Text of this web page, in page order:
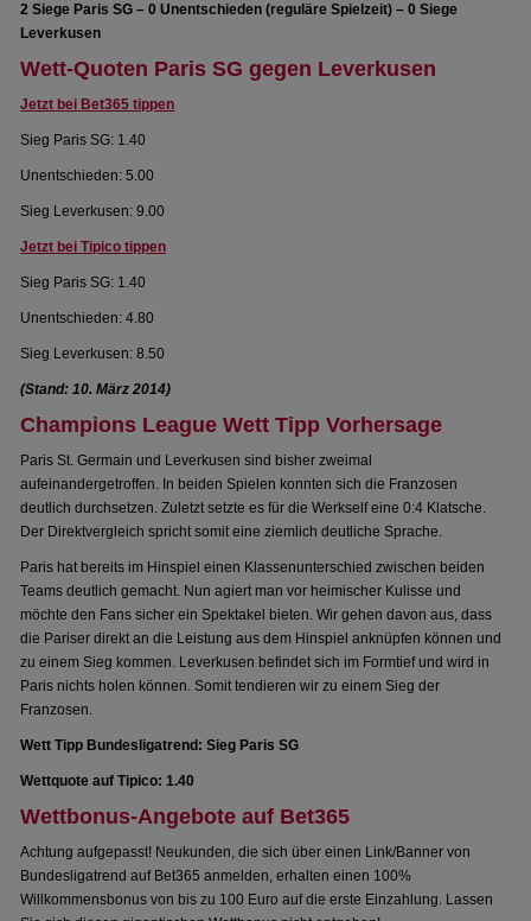
2 Siege Paris SG – 0 Unentschieden (reguläre Spielzeit) – 0 Siege
Leverkusen
Wett-Quoten Paris SG gegen Leverkusen
Jetzt bei Bet365 tippen
Sieg Paris SG: 1.40
Unentschieden: 5.00
Sieg Leverkusen: 9.00
Jetzt bei Tipico tippen
Sieg Paris SG: 1.40
Unentschieden: 4.80
Sieg Leverkusen: 8.50
(Stand: 10. März 2014)
Champions League Wett Tipp Vorhersage
Paris St. Germain und Leverkusen sind bisher zweimal
aufeinandergetroffen. In beiden Spielen konnten sich die Franzosen
deutlich durchsetzen. Zuletzt setzte es für die Werkself eine 0:4 Klatsche.
Der Direktvergleich spricht somit eine ziemlich deutliche Sprache.
Paris hat bereits im Hinspiel einen Klassenunterschied zwischen beiden
Teams deutlich gemacht. Nun agiert man vor heimischer Kulisse und
möchte den Fans sicher ein Spektakel bieten. Wir gehen davon aus, dass
die Pariser direkt an die Leistung aus dem Hinspiel anknüpfen können und
zu einem Sieg kommen. Leverkusen befindet sich im Formtief und wird in
Paris nichts holen können. Somit tendieren wir zu einem Sieg der
Franzosen.
Wett Tipp Bundesligatrend: Sieg Paris SG
Wettquote auf Tipico: 1.40
Wettbonus-Angebote auf Bet365
Achtung aufgepasst! Neukunden, die sich über einen Link/Banner von
Bundesligatrend auf Bet365 anmelden, erhalten einen 100%
Willkommensbonus von bis zu 100 Euro auf die erste Einzahlung. Lassen